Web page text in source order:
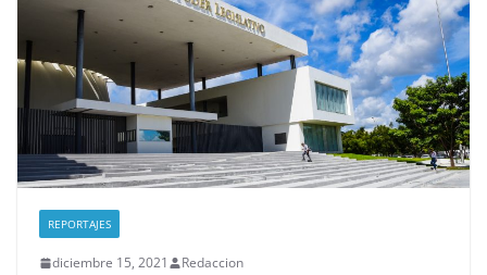
REPORTAJES
diciembre 15, 2021 Redaccion